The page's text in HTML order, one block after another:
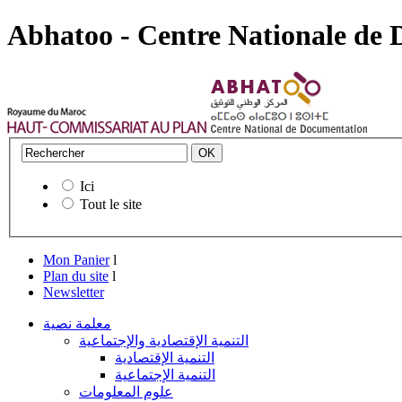
Abhatoo - Centre Nationale de
Ici
Tout le site
Mon Panier l
Plan du site l
Newsletter
معلمة نصية
التنمية الإقتصادية والإجتماعية
التنمية الإقتصادية
التنمية الإجتماعية
علوم المعلومات